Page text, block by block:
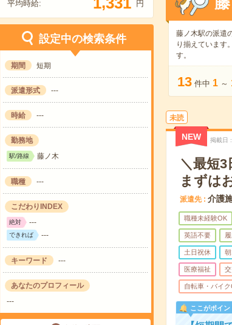
平均時給: 円
設定中の検索条件
期間 短期
派遣形式 ---
時給 ---
勤務地
駅/路線 藤ノ木
職種 ---
こだわりINDEX
絶対 ---
できれば ---
キーワード ---
あなたのプロフィール
---
藤ノ木駅の派遣
り揃えています
す。
13 件中 1 ～
未読
NEW 掲載日
＼最短3
まずは
派遣先 介護
職種未経験OK
英語不要
土日祝休
医療福祉
自転車・バイク
ここがポイン